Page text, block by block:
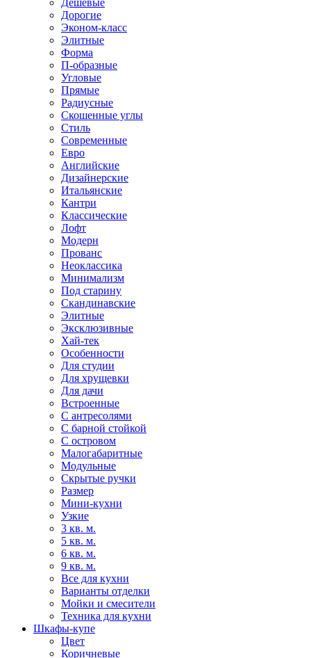
Дешевые
Дорогие
Эконом-класс
Элитные
Форма
П-образные
Угловые
Прямые
Радиусные
Скошенные углы
Стиль
Современные
Евро
Английские
Дизайнерские
Итальянские
Кантри
Классические
Лофт
Модерн
Прованс
Неоклассика
Минимализм
Под старину
Скандинавские
Элитные
Эксклюзивные
Хай-тек
Особенности
Для студии
Для хрущевки
Для дачи
Встроенные
С антресолями
С барной стойкой
С островом
Малогабаритные
Модульные
Скрытые ручки
Размер
Мини-кухни
Узкие
3 кв. м.
5 кв. м.
6 кв. м.
9 кв. м.
Все для кухни
Варианты отделки
Мойки и смесители
Техника для кухни
Шкафы-купе
Цвет
Коричневые